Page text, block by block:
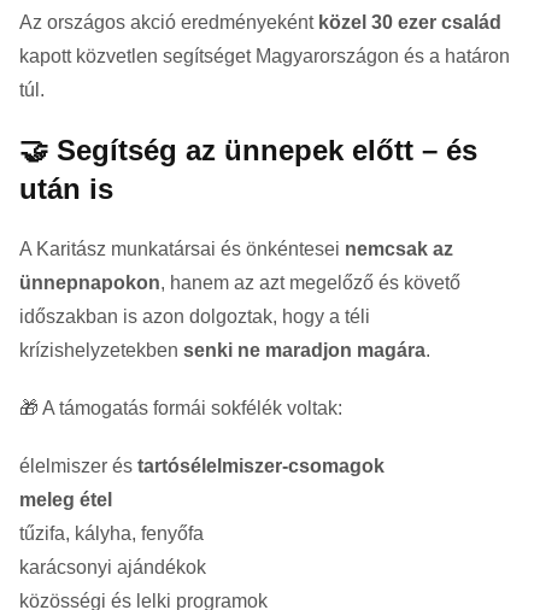
Az országos akció eredményeként közel 30 ezer család
kapott közvetlen segítséget Magyarországon és a határon
túl.
🤝 Segítség az ünnepek előtt – és
után is
A Karitász munkatársai és önkéntesei nemcsak az
ünnepnapokon, hanem az azt megelőző és követő
időszakban is azon dolgoztak, hogy a téli
krízishelyzetekben senki ne maradjon magára.
🎁 A támogatás formái sokfélék voltak:
élelmiszer és tartósélelmiszer-csomagok
meleg étel
tűzifa, kályha, fenyőfa
karácsonyi ajándékok
közösségi és lelki programok